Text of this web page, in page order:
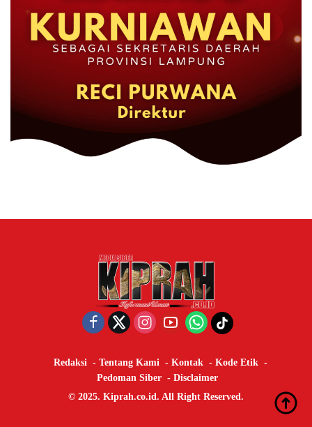
Redaksi Tentang Kami Kontak
Kode Etik
Pedoman Siber
Disclaimer
© 2025. Kiprah.co.id. All Right Reserved.